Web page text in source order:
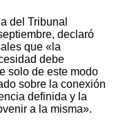
del Tribunal
declaró
que «la
debe
solo de este modo
sobre la conexión
definida y la
a la misma».